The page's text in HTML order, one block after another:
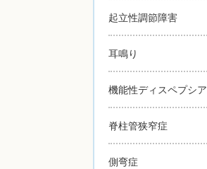
起立性調節障害
耳鳴り
機能性ディスペプシア
脊柱管狭窄症
側弯症